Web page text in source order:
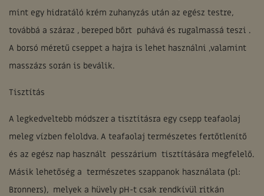
mint egy hidratáló krém zuhanyzás után az egész testre,
továbbá a száraz , bereped bőrt puhává és rugalmassá teszi .
A borsó méretű cseppet a hajra is lehet használni ,valamint
masszázs során is beválik.
Tisztítás
A legkedveltebb módszer a tisztításra egy csepp teafaolaj
meleg vízben feloldva. A teafaolaj természetes fertőtlenítő
és az egész nap használt pesszárium tisztítására megfelelő.
Másik lehetőség a természetes szappanok használata (pl:
Bronners), melyek a hüvely pH-t csak rendkívül ritkán